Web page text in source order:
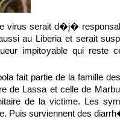
virus serait d�j�
au Liberia et serait
impitoyable qui reste
fait partie de la famille
de Lassa et celle de
de la victime. Les
Puis surviennent des